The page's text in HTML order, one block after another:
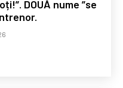
DOUĂ nume ”se